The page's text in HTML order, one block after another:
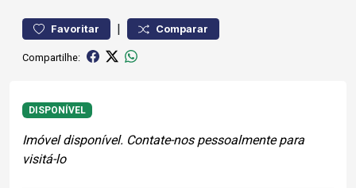
Favoritar | Comparar
Compartilhe:
DISPONÍVEL
Imóvel disponível. Contate-nos pessoalmente para
visitá-lo